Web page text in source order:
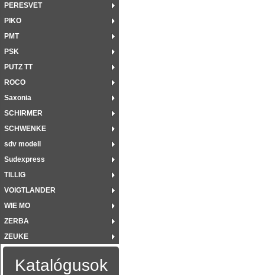
PERESVET
PIKO
PMT
PSK
PUTZ TT
ROCO
Saxonia
SCHIRMER
SCHWENKE
sdv modell
Sudexpress
TILLIG
VOIGTLANDER
WIE MO
ZERBA
ZEUKE
Katalógusok